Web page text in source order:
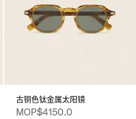
古铜色钛金属太阳镜
MOP$4150.0